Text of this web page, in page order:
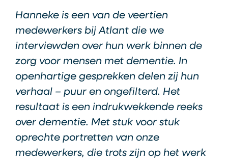
Hanneke is een van de veertien
medewerkers bij Atlant die we
interviewden over hun werk binnen de
zorg voor mensen met dementie. In
openhartige gesprekken delen zij hun
verhaal – puur en ongefilterd. Het
resultaat is een indrukwekkende reeks
over dementie. Met stuk voor stuk
oprechte portretten van onze
medewerkers, die trots zijn op het werk